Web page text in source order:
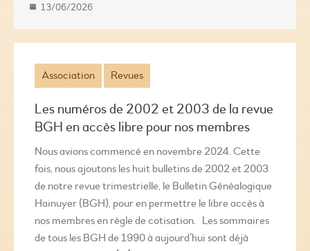
13/06/2026
Association Revues
Les numéros de 2002 et 2003 de la revue
BGH en accès libre pour nos membres
Nous avions commencé en novembre 2024. Cette
fois, nous ajoutons les huit bulletins de 2002 et 2003
de notre revue trimestrielle, le Bulletin Généalogique
Hainuyer (BGH), pour en permettre le libre accès à
nos membres en règle de cotisation. Les sommaires
de tous les BGH de 1990 à aujourd’hui sont déjà